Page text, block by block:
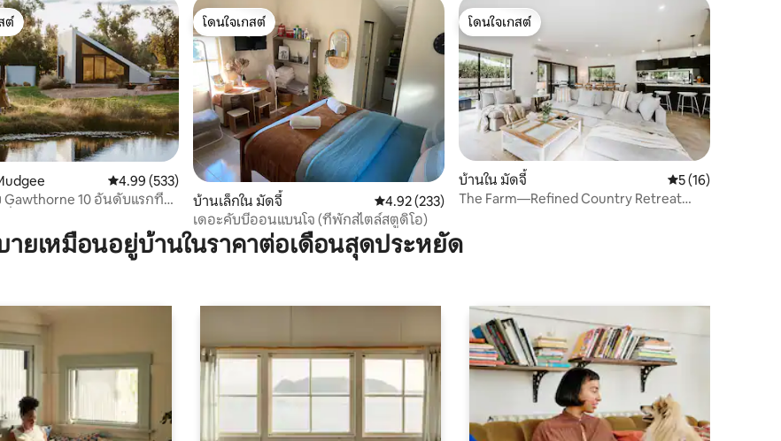
รีวิว
ที่สุด
ต์
คะแนนเฉลี่ย 4.99 จาก 5, 533 รีวิว
4.99 (533)
10 อันดับแรกที่
โดนใจเกสต์
โดนใจเกสต์
บ้านเล็กใน มัดจี้ คะแนนเฉลี่ย 4.92 จาก 5, 233 รีวิว
4.92 (233)
เดอะคับบี้ออนแบนโจ (ที่พักสไตล์สตูดิโอ)
โดนใจเกสต์
โดนใจเกสต์
บ้านใน มัดจี้ คะแนนเฉลี่ย 5 จาก
5 (16)
The Farm—Refined Country Retreat
ายเหมือนอยู่บ้านในราคาต่อเดือนสุดประหยัด